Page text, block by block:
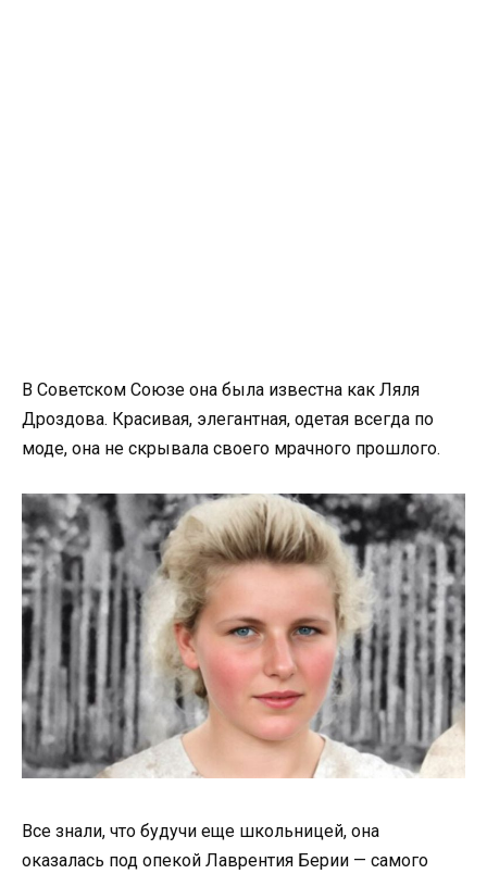
В Советском Союзе она была известна как Ляля
Дроздова. Красивая, элегантная, одетая всегда по
моде, она не скрывала своего мрачного прошлого.
Все знали, что будучи еще школьницей, она
оказалась под опекой Лаврентия Берии — самого